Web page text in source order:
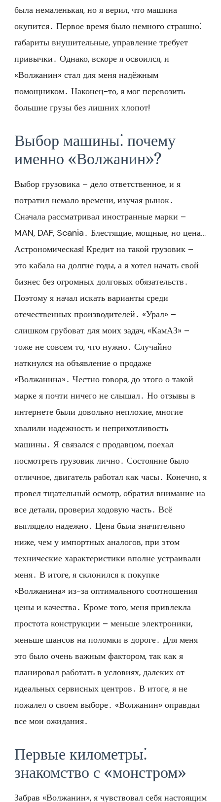
была немаленькая, но я верил, что машина
окупится․ Первое время было немного страшно⁚
габариты внушительные, управление требует
привычки․ Однако, вскоре я освоился, и
«Волжанин» стал для меня надёжным
помощником․ Наконец-то, я мог перевозить
большие грузы без лишних хлопот!
Выбор машины⁚ почему
именно «Волжанин»?
Выбор грузовика – дело ответственное, и я
потратил немало времени, изучая рынок․
Сначала рассматривал иностранные марки –
MAN, DAF, Scania․ Блестящие, мощные, но цена…
Астрономическая! Кредит на такой грузовик –
это кабала на долгие годы, а я хотел начать свой
бизнес без огромных долговых обязательств․
Поэтому я начал искать варианты среди
отечественных производителей․ «Урал» –
слишком грубоват для моих задач, «КамАЗ» –
тоже не совсем то, что нужно․ Случайно
наткнулся на объявление о продаже
«Волжанина»․ Честно говоря, до этого о такой
марке я почти ничего не слышал․ Но отзывы в
интернете были довольно неплохие, многие
хвалили надежность и неприхотливость
машины․ Я связался с продавцом, поехал
посмотреть грузовик лично․ Состояние было
отличное, двигатель работал как часы․ Конечно, я
провел тщательный осмотр, обратил внимание на
все детали, проверил ходовую часть․ Всё
выглядело надежно․ Цена была значительно
ниже, чем у импортных аналогов, при этом
технические характеристики вполне устраивали
меня․ В итоге, я склонился к покупке
«Волжанина» из-за оптимального соотношения
цены и качества․ Кроме того, меня привлекла
простота конструкции – меньше электроники,
меньше шансов на поломки в дороге․ Для меня
это было очень важным фактором, так как я
планировал работать в условиях, далеких от
идеальных сервисных центров․ В итоге, я не
пожалел о своем выборе․ «Волжанин» оправдал
все мои ожидания․
Первые километры⁚
знакомство с «монстром»
Забрав «Волжанин», я чувствовал себя настоящим